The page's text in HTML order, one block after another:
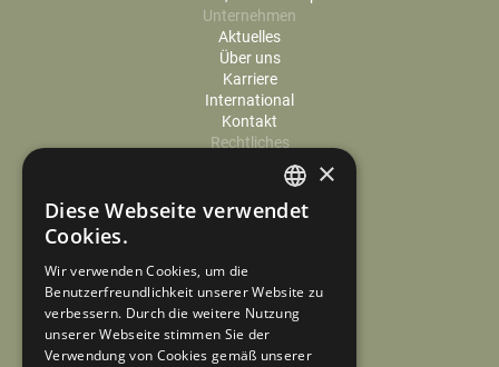
Unternehmen
Aktuelles
Über uns
Karriere
International
Kontakt
Rechtliches
Cookie-Einstellungen
Datenschutz
Impressum
GERMAN
×
Diese Webseite verwendet
Cookies.
Wir verwenden Cookies, um die
Benutzerfreundlichkeit unserer Website zu
verbessern. Durch die weitere Nutzung
unserer Webseite stimmen Sie der
Verwendung von Cookies gemäß unserer